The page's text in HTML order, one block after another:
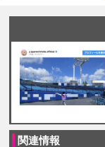
関連情報